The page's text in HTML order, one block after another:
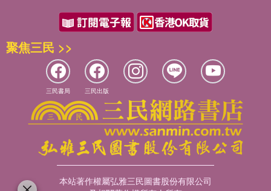
聚焦三民 >>
三民書局 三民出版
本站著作權屬弘雅三民圖書股份有限公司